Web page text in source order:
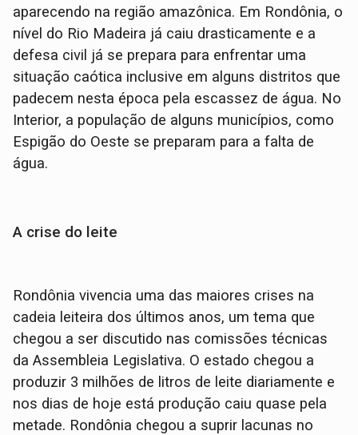
aparecendo na região amazônica. Em Rondônia, o
nível do Rio Madeira já caiu drasticamente e a
defesa civil já se prepara para enfrentar uma
situação caótica inclusive em alguns distritos que
padecem nesta época pela escassez de água. No
Interior, a população de alguns municípios, como
Espigão do Oeste se preparam para a falta de
água.
A crise do leite
Rondônia vivencia uma das maiores crises na
cadeia leiteira dos últimos anos, um tema que
chegou a ser discutido nas comissões técnicas
da Assembleia Legislativa. O estado chegou a
produzir 3 milhões de litros de leite diariamente e
nos dias de hoje está produção caiu quase pela
metade. Rondônia chegou a suprir lacunas no